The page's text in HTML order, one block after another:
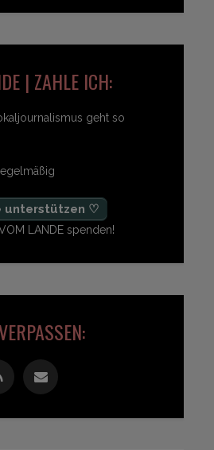
| ZAHLE ICH:
geht so
unterstützen ♡
LANDE spenden!